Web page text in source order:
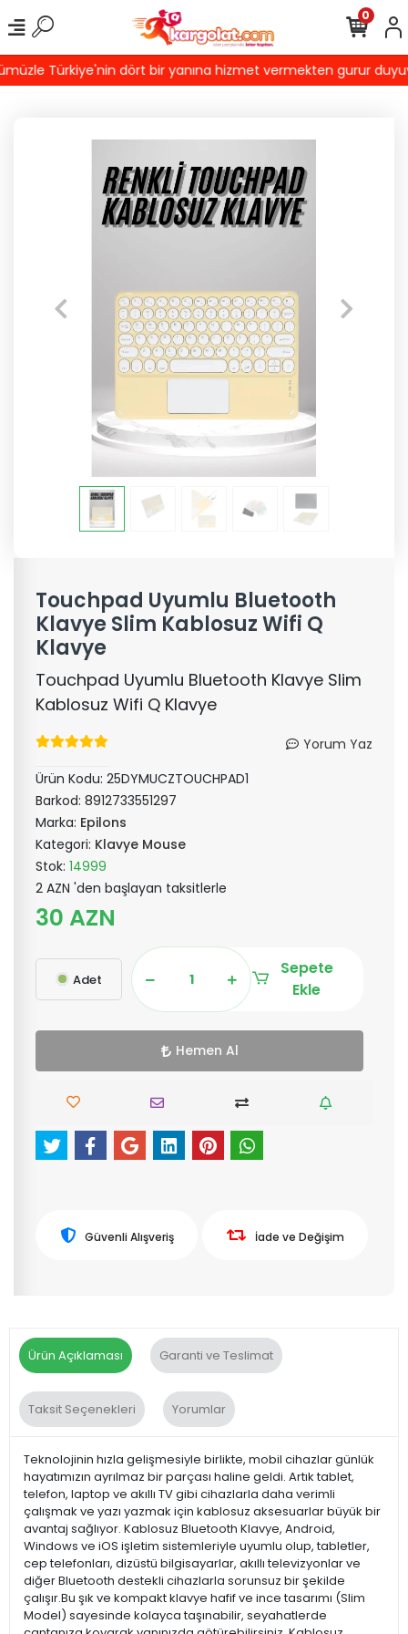
Türkiye'nin dört bir yanına hizmet vermekten gurur
0
Touchpad Uyumlu Bluetooth
Klavye Slim Kablosuz Wifi Q
Klavye
Touchpad Uyumlu Bluetooth Klavye Slim
Kablosuz Wifi Q Klavye
Yorum Yaz
Ürün Kodu: 25DYMUCZTOUCHPAD1
Barkod: 8912733551297
Marka: Epilons
Kategori: Klavye Mouse
Stok: 14999
2 AZN 'den başlayan taksitlerle
30 AZN
Adet
Sepete
Ekle
Hemen Al
Güvenli Alışveriş İade ve Değişim
Ürün Açıklaması Garanti ve Teslimat
Taksit Seçenekleri Yorumlar
Teknolojinin hızla gelişmesiyle birlikte, mobil cihazlar günlük
hayatımızın ayrılmaz bir parçası haline geldi. Artık tablet,
telefon, laptop ve akıllı TV gibi cihazlarla daha verimli
çalışmak ve yazı yazmak için kablosuz aksesuarlar büyük bir
avantaj sağlıyor. Kablosuz Bluetooth Klavye, Android,
Windows ve iOS işletim sistemleriyle uyumlu olup, tabletler,
cep telefonları, dizüstü bilgisayarlar, akıllı televizyonlar ve
diğer Bluetooth destekli cihazlarla sorunsuz bir şekilde
çalışır.Bu şık ve kompakt klavye hafif ve ince tasarımı (Slim
Model) sayesinde kolayca taşınabilir, seyahatlerde